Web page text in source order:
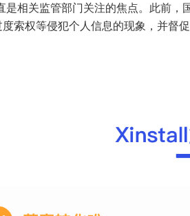
是相关监管部门关注的焦点。此前
索权等侵犯个人信息的现象，并督